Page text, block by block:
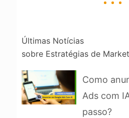
Últimas Notícias
sobre Estratégias de
Como
Ads com
passo?